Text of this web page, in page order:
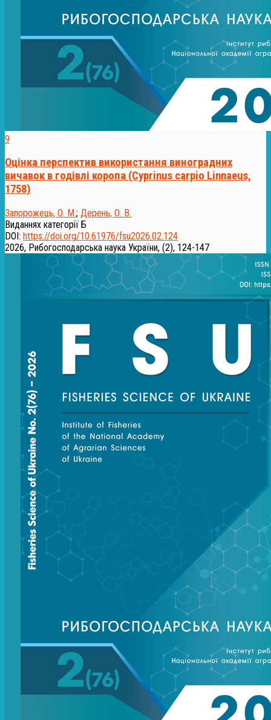
9
Оцінка перспектив використання виноградних
вичавок в годівлі коропа (Cyprinus carpio Linnaeus,
1758)
Запорожець, О. М.; Дерень, О. В.
Виданнях категорії Б
DOI: https://doi.org/10.61976/fsu2026.02.124
2026, Рибогосподарська наука України, (2), 124-147